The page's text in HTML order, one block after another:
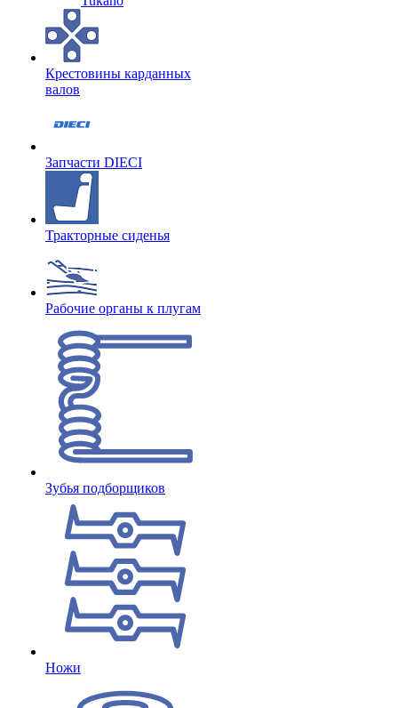
Крестовины карданных
валов
Запчасти DIECI
Тракторные сиденья
Рабочие органы к плугам
Зубья подборщиков
Ножи